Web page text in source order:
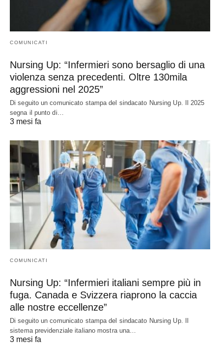
COMUNICATI
Nursing Up: “Infermieri sono bersaglio di una
violenza senza precedenti. Oltre 130mila
aggressioni nel 2025”
Di seguito un comunicato stampa del sindacato Nursing Up. Il 2025
segna il punto di…
3 mesi fa
COMUNICATI
Nursing Up: “Infermieri italiani sempre più in
fuga. Canada e Svizzera riaprono la caccia
alle nostre eccellenze”
Di seguito un comunicato stampa del sindacato Nursing Up. Il
sistema previdenziale italiano mostra una…
3 mesi fa